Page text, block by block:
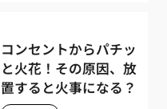
コンセントからパチッ
と火花！その原因、放
置すると火事になる？